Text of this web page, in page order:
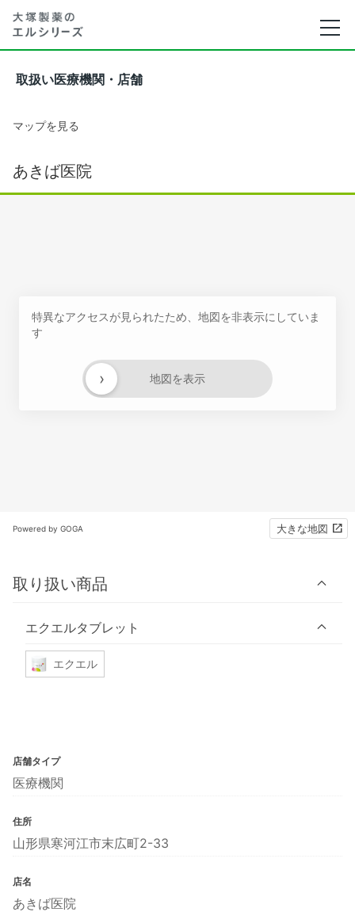
取扱い医療機関・店舗
マップを見る
あきば医院
特異なアクセスが見られたため、地図を非表示にしていま
す
地図を表示
›
Powered by GOGA 大きな地図
取り扱い商品
エクエルタブレット
エクエル
店舗タイプ
医療機関
住所
山形県寒河江市末広町2-33
店名
あきば医院